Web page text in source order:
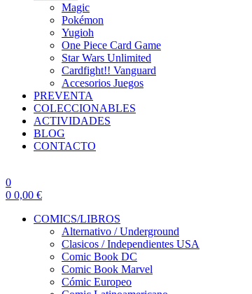
Magic
Pokémon
Yugioh
One Piece Card Game
Star Wars Unlimited
Cardfight!! Vanguard
Accesorios Juegos
PREVENTA
COLECCIONABLES
ACTIVIDADES
BLOG
CONTACTO
0
0 0,00 €
COMICS/LIBROS
Alternativo / Underground
Clasicos / Independientes USA
Comic Book DC
Comic Book Marvel
Cómic Europeo